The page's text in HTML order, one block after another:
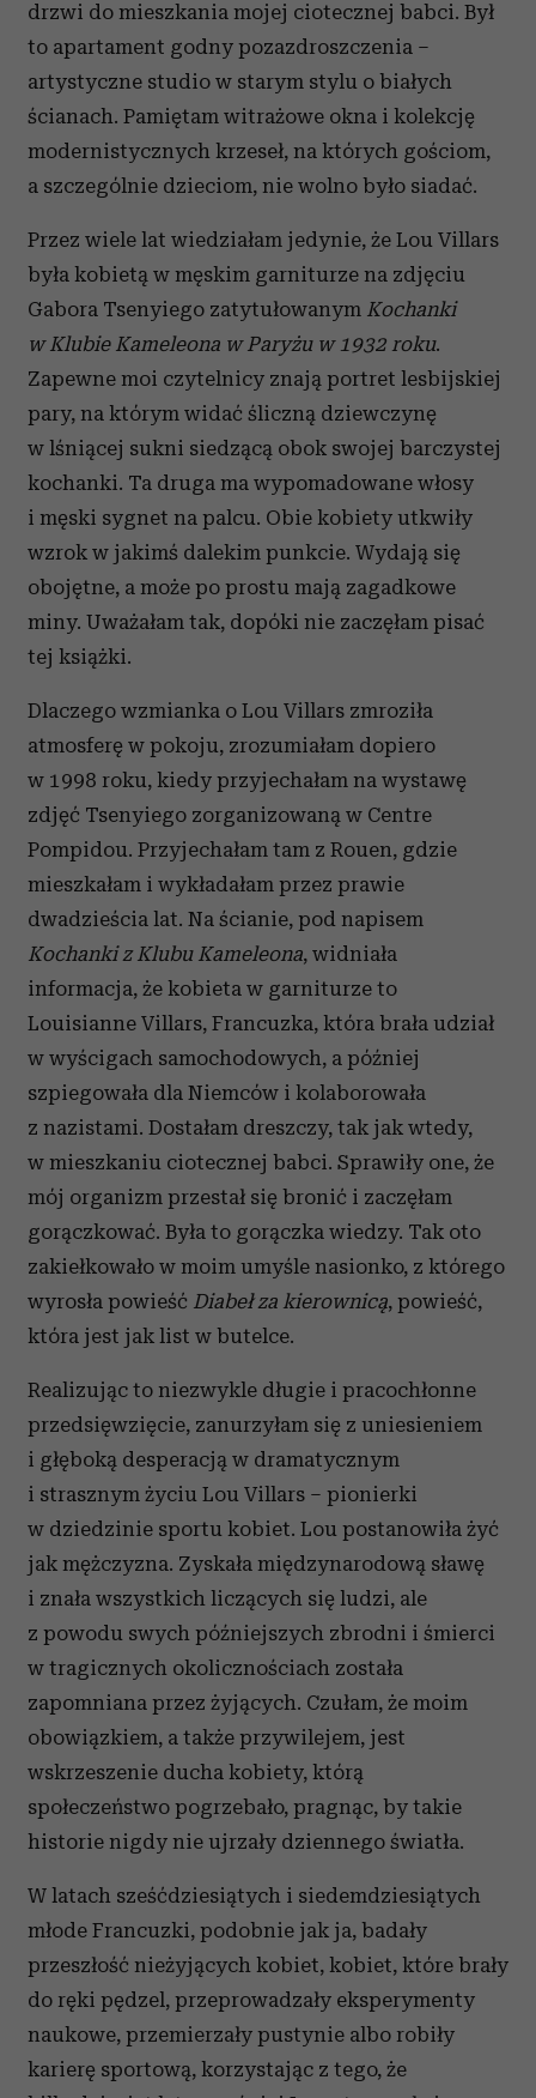
Partnerzy mogą połączyć te informacje z innymi danymi
otrzymanymi od Ciebie lub uzyskanymi podczas
korzystania z ich usług.
drzwi do mieszkania mojej ciotecznej babci. Był
to apartament godny pozazdroszczenia –
artystyczne studio w starym stylu o białych
ścianach. Pamiętam witrażowe okna i kolekcję
modernistycznych krzeseł, na których gościom,
a szczególnie dzieciom, nie wolno było siadać.
Przez wiele lat wiedziałam jedynie, że Lou Villars
była kobietą w męskim garniturze na zdjęciu
Gabora Tsenyiego zatytułowanym Kochanki
w Klubie Kameleona w Paryżu w 1932 roku.
Zapewne moi czytelnicy znają portret lesbijskiej
pary, na którym widać śliczną dziewczynę
w lśniącej sukni siedzącą obok swojej barczystej
kochanki. Ta druga ma wypomadowane włosy
i męski sygnet na palcu. Obie kobiety utkwiły
wzrok w jakimś dalekim punkcie. Wydają się
obojętne, a może po prostu mają zagadkowe
miny. Uważałam tak, dopóki nie zaczęłam pisać
tej książki.
Dlaczego wzmianka o Lou Villars zmroziła
atmosferę w pokoju, zrozumiałam dopiero
w 1998 roku, kiedy przyjechałam na wystawę
zdjęć Tsenyiego zorganizowaną w Centre
Pompidou. Przyjechałam tam z Rouen, gdzie
mieszkałam i wykładałam przez prawie
dwadzieścia lat. Na ścianie, pod napisem
Kochanki z Klubu Kameleona, widniała
informacja, że kobieta w garniturze to
Louisianne Villars, Francuzka, która brała udział
w wyścigach samochodowych, a później
szpiegowała dla Niemców i kolaborowała
z nazistami. Dostałam dreszczy, tak jak wtedy,
w mieszkaniu ciotecznej babci. Sprawiły one, że
mój organizm przestał się bronić i zaczęłam
gorączkować. Była to gorączka wiedzy. Tak oto
zakiełkowało w moim umyśle nasionko, z którego
wyrosła powieść Diabeł za kierownicą, powieść,
która jest jak list w butelce.
Realizując to niezwykle długie i pracochłonne
przedsięwzięcie, zanurzyłam się z uniesieniem
i głęboką desperacją w dramatycznym
i strasznym życiu Lou Villars – pionierki
w dziedzinie sportu kobiet. Lou postanowiła żyć
jak mężczyzna. Zyskała międzynarodową sławę
i znała wszystkich liczących się ludzi, ale
z powodu swych późniejszych zbrodni i śmierci
w tragicznych okolicznościach została
zapomniana przez żyjących. Czułam, że moim
obowiązkiem, a także przywilejem, jest
wskrzeszenie ducha kobiety, którą
społeczeństwo pogrzebało, pragnąc, by takie
historie nigdy nie ujrzały dziennego światła.
W latach sześćdziesiątych i siedemdziesiątych
młode Francuzki, podobnie jak ja, badały
przeszłość nieżyjących kobiet, kobiet, które brały
do ręki pędzel, przeprowadzały eksperymenty
naukowe, przemierzały pustynie albo robiły
karierę sportową, korzystając z tego, że